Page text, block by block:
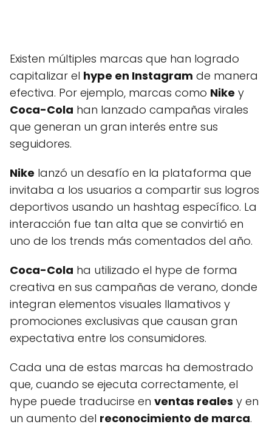
Existen múltiples marcas que han logrado
capitalizar el hype en Instagram de manera
efectiva. Por ejemplo, marcas como Nike y
Coca-Cola han lanzado campañas virales
que generan un gran interés entre sus
seguidores.
Nike lanzó un desafío en la plataforma que
invitaba a los usuarios a compartir sus logros
deportivos usando un hashtag específico. La
interacción fue tan alta que se convirtió en
uno de los trends más comentados del año.
Coca-Cola ha utilizado el hype de forma
creativa en sus campañas de verano, donde
integran elementos visuales llamativos y
promociones exclusivas que causan gran
expectativa entre los consumidores.
Cada una de estas marcas ha demostrado
que, cuando se ejecuta correctamente, el
hype puede traducirse en ventas reales y en
un aumento del reconocimiento de marca.